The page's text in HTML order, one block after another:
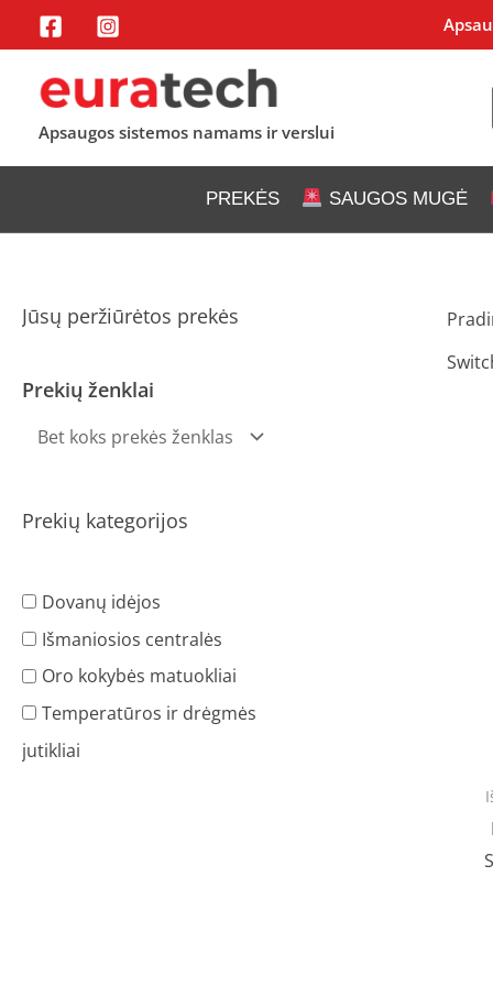
Pereiti
prie
turinio
Apsaugos sistemos namams ir verslui
PREKĖS SAUGOS MUGĖ
Jūsų peržiūrėtos prekės
Prekių ženklai
Prekių kategorijos
Dovanų idėjos
Išmaniosios centralės
Oro kokybės matuokliai
Temperatūros ir drėgmės
jutikliai